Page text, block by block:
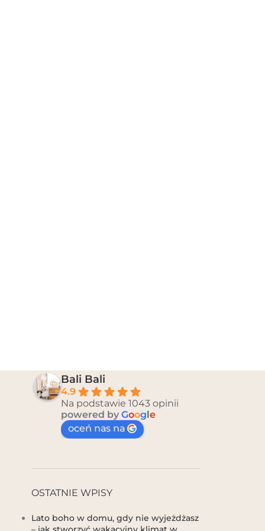
Bali Bali
4.9
Na podstawie 1043 opinii
powered by Google
oceń nas na
OSTATNIE WPISY
Lato boho w domu, gdy nie wyjeżdżasz